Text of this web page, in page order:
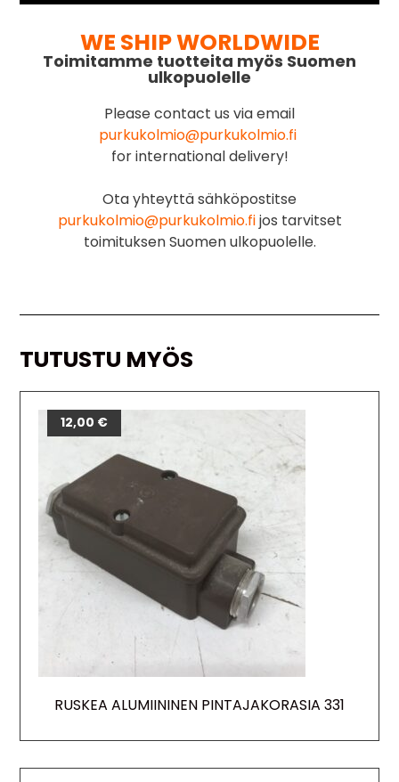
WE SHIP WORLDWIDE
Toimitamme tuotteita myös Suomen
ulkopuolelle
Please contact us via email
purkukolmio@purkukolmio.fi
for international delivery!
Ota yhteyttä sähköpostitse
purkukolmio@purkukolmio.fijos tarvitset
toimituksen Suomen ulkopuolelle.
TUTUSTU MYÖS
RUSKEA ALUMIININEN PINTAJAKORASIA 331
12,00 €